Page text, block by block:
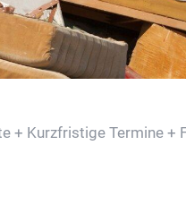
+ Kurzfristige Termine +